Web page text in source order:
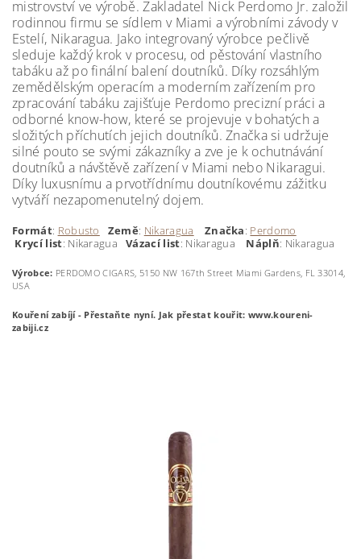
mistrovství ve výrobě. Zakladatel Nick Perdomo Jr. založil
rodinnou firmu se sídlem v Miami a výrobními závody v
Estelí, Nikaragua. Jako integrovaný výrobce pečlivě
sleduje každý krok v procesu, od pěstování vlastního
tabáku až po finální balení doutníků. Díky rozsáhlým
zemědělským operacím a moderním zařízením pro
zpracování tabáku zajišťuje Perdomo precizní práci a
odborné know-how, které se projevuje v bohatých a
složitých příchutích jejich doutníků. Značka si udržuje
silné pouto se svými zákazníky a zve je k ochutnávání
doutníků a návštěvě zařízení v Miami nebo Nikaragui.
Díky luxusnímu a prvotřídnímu doutníkovému zážitku
vytváří nezapomenutelný dojem.
Formát: Robusto Země: Nikaragua Značka: Perdomo
Krycí list: NikaraguaVázací list: Nikaragua Náplň: Nikaragua
Výrobce: PERDOMO CIGARS, 5150 NW 167th Street Miami Gardens, FL 33014,
USA
Kouření zabíjí - Přestaňte nyní. Jak přestat kouřit: www.koureni-
zabiji.cz